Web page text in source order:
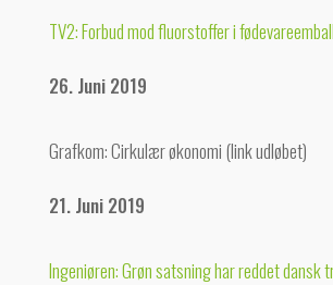
TV2: Forbud mod fluorstoffer i
26. Juni 2019
Grafkom: Cirkulær økonomi (link udløbet)
21. Juni 2019
Ingeniøren: Grøn satsning har reddet dansk